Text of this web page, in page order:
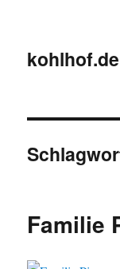
kohlhof.de
Familie